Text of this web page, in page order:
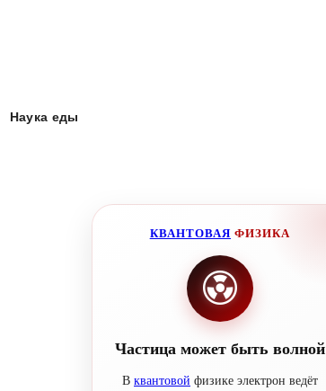
Наука еды
КВАНТОВАЯ ФИЗИКА
Частица может быть волной
В квантовой физике электрон ведёт